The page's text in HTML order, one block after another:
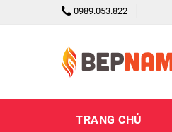
0989.053.822
TRANG CHỦ